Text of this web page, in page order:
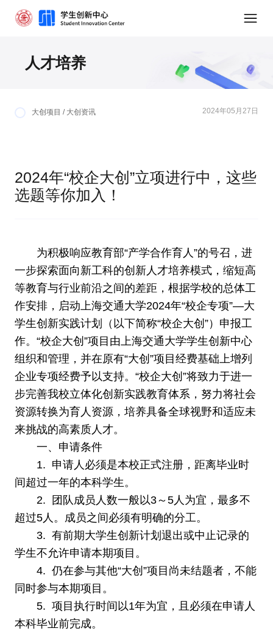
人才培养
大创项目 / 大创资讯 2024年05月27日
2024年“校企大创”立项进行中，这些
选题等你加入！
为积极响应教育部“产学合作育人”的号召，进
一步探索面向新工科的创新人才培养模式，缩短高
等教育与行业前沿之间的差距，根据学校的总体工
作安排，启动上海交通大学2024年“校企专项”—大
学生创新实践计划（以下简称“校企大创”）申报工
作。“校企大创”项目由上海交通大学学生创新中心
组织和管理，并在原有“大创”项目经费基础上增列
企业专项经费予以支持。“校企大创”将致力于进一
步完善我校立体化创新实践教育体系，努力将社会
资源转换为育人资源，培养具备全球视野和适应未
来挑战的高素质人才。
一、申请条件
1. 申请人必须是本校正式注册，距离毕业时
间超过一年的本科学生。
2. 团队成员人数一般以3～5人为宜，最多不
超过5人。成员之间必须有明确的分工。
3. 有前期大学生创新计划退出或中止记录的
学生不允许申请本期项目。
4. 仍在参与其他“大创”项目尚未结题者，不能
同时参与本期项目。
5. 项目执行时间以1年为宜，且必须在申请人
本科毕业前完成。